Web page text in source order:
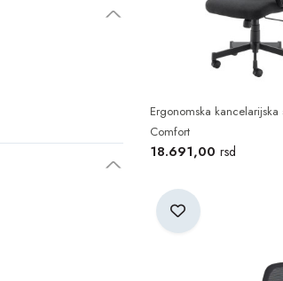
Ergonomska kancelarijska
Comfort
18.691,00 rsd